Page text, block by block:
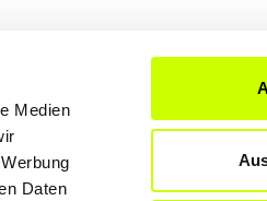
Medien
Daten
FÜR